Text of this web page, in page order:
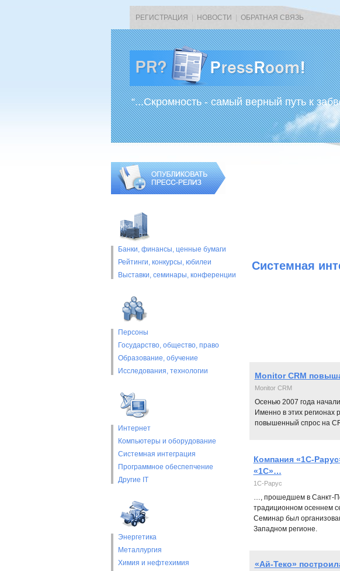
РЕГИСТРАЦИЯ НОВОСТИ ОБРАТНАЯ СВЯЗЬ
“...Скромность - самый верный путь к
Банки, финансы, ценные бумаги
Рейтинги, конкурсы, юбилеи
Выставки, cеминары, конференции
Персоны
Государство, общество, право
Образование, обучение
Исследования, технологии
Интернет
Компьютеры и оборудование
Системная интеграция
Программное обеспепчение
Другие IT
Энергетика
Металлургия
Химия и нефтехимия
Системная
Monitor CRM
Monitor CRM
Осенью 2007 года
Именно в этих регионах
повышенный спрос на
Компания «1С-
«1С»…
1С-Рарус
…, прошедшем в Санкт-
традиционном осеннем
Семинар был
Западном регионе.
«Ай-Теко»